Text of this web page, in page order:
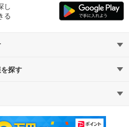
し
る
探す
中古マンション
教えて！住まいの先生